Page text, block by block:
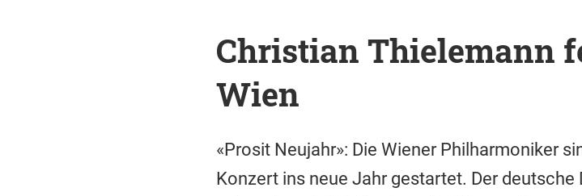
Christian Thielemann
Wien
«Prosit Neujahr»: Die Wiener Philharmoniker
Konzert ins neue Jahr gestartet. Der deutsche